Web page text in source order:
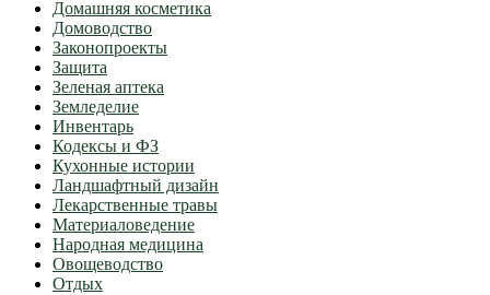
Домашняя косметика
Домоводство
Законопроекты
Защита
Зеленая аптека
Земледелие
Инвентарь
Кодексы и ФЗ
Кухонные истории
Ландшафтный дизайн
Лекарственные травы
Материаловедение
Народная медицина
Овощеводство
Отдых